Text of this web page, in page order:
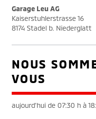
Garage Leu AG
Kaiserstuhlerstrasse 16
8174 Stadel b. Niederglatt
NOUS
VOUS
aujourd'hui de 07:30 h à